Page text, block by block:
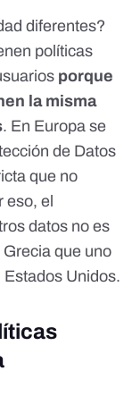
diferentes?
políticas
porque
la misma
. En Europa se
de Datos
que no
eso, el
datos no es
que uno
Unidos.